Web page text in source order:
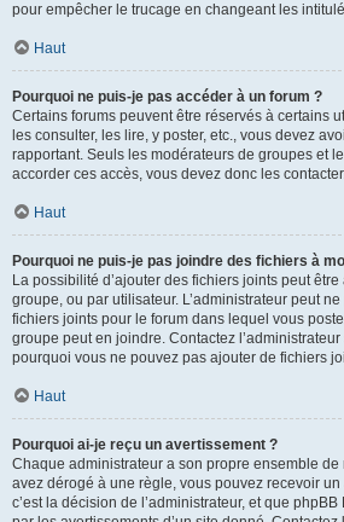
pour empêcher le trucage en changeant les
Haut
Pourquoi ne puis-je pas accéder à un forum ?
Certains forums peuvent être réservés à certains
les consulter, les lire, y poster, etc., vous devez
rapportant. Seuls les modérateurs de groupes et
accorder ces accès, vous devez donc les
Haut
Pourquoi ne puis-je pas joindre des fichiers à
La possibilité d’ajouter des fichiers joints peut
groupe, ou par utilisateur. L’administrateur peut
fichiers joints pour le forum dans lequel vous
groupe peut en joindre. Contactez
pourquoi vous ne pouvez pas ajouter de fichiers
Haut
Pourquoi ai-je reçu un avertissement ?
Chaque administrateur a son propre ensemble
avez dérogé à une règle, vous pouvez recevoir
c’est la décision de l’administrateur, et que